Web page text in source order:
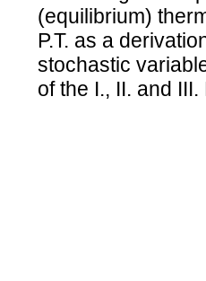
(equilibrium)
P.T. as a
stochastic
of the I., II. and